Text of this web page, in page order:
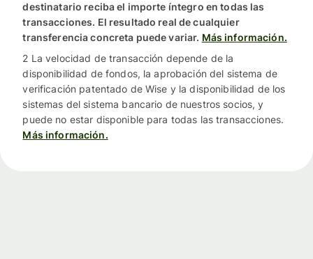
destinatario reciba el importe íntegro en todas las
transacciones. El resultado real de cualquier
transferencia concreta puede variar. Más información.
2 La velocidad de transacción depende de la
disponibilidad de fondos, la aprobación del sistema de
verificación patentado de Wise y la disponibilidad de los
sistemas del sistema bancario de nuestros socios, y
puede no estar disponible para todas las transacciones.
Más información.